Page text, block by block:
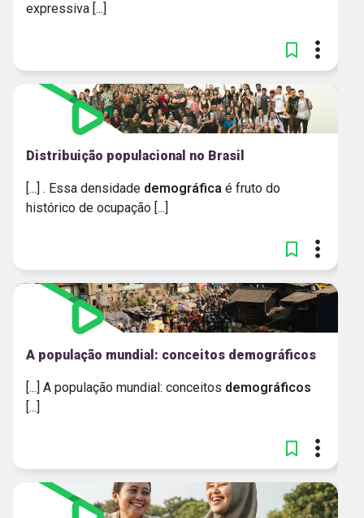
expressiva [...]
Distribuição populacional no Brasil
[...] . Essa densidade demográfica é fruto do
histórico de ocupação [...]
A população mundial: conceitos demográficos
[...] A população mundial: conceitos demográficos
[...]